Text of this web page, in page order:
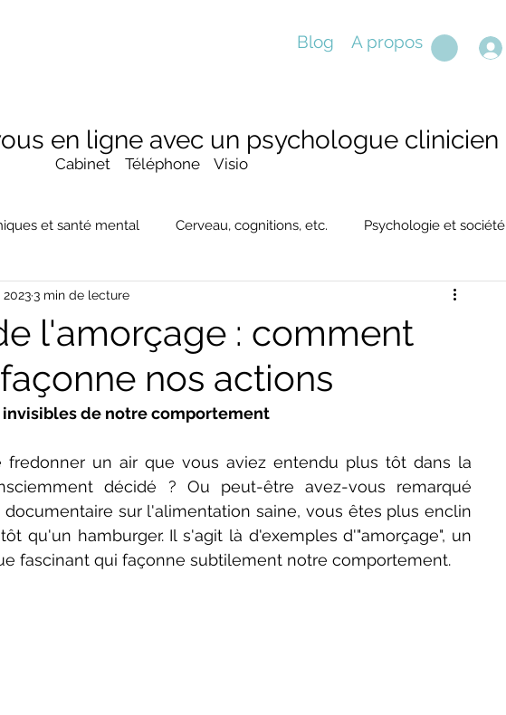
Blog A propos
en ligne avec un psychologue clinicien
Cabinet Téléphone Visio
et santé mental Cerveau, cognitions, etc. Psychologie et société
l'amorçage : comment
nos actions
3 min de lecture
de notre comportement
fredonner un air que vous aviez entendu plus tôt dans la
décidé ? Ou peut-être avez-vous remarqué
sur l'alimentation saine, vous êtes plus enclin
qu'un hamburger. Il s'agit là d'exemples d'"amorçage", un
fascinant qui façonne subtilement notre comportement.